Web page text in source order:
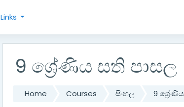
Links
9 ශ්‍රේණිය සති පාසල
Home Courses සිංහල 9 ශ්‍රේණිය